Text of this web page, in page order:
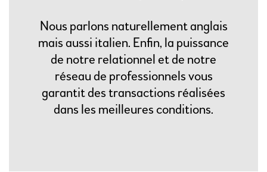
Nous parlons naturellement anglais
mais aussi italien. Enfin, la puissance
de notre relationnel et de notre
réseau de professionnels vous
garantit des transactions réalisées
dans les meilleures conditions.